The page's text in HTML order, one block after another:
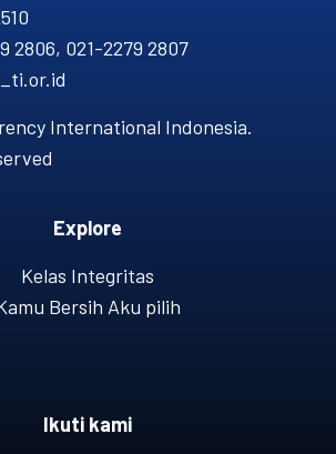
2806, 021-2279 2807
International Indonesia.
Explore
Kelas Integritas
Bersih Aku pilih
Ikuti kami